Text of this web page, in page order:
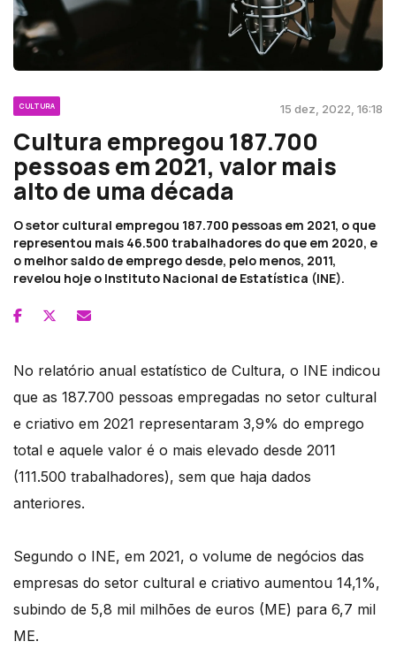
CULTURA 15 dez, 2022, 16:18
Cultura empregou 187.700
pessoas em 2021, valor mais
alto de uma década
O setor cultural empregou 187.700 pessoas em 2021, o que
representou mais 46.500 trabalhadores do que em 2020, e
o melhor saldo de emprego desde, pelo menos, 2011,
revelou hoje o Instituto Nacional de Estatística (INE).
No relatório anual estatístico de Cultura, o INE indicou
que as 187.700 pessoas empregadas no setor cultural
e criativo em 2021 representaram 3,9% do emprego
total e aquele valor é o mais elevado desde 2011
(111.500 trabalhadores), sem que haja dados
anteriores.
Segundo o INE, em 2021, o volume de negócios das
empresas do setor cultural e criativo aumentou 14,1%,
subindo de 5,8 mil milhões de euros (ME) para 6,7 mil
ME.